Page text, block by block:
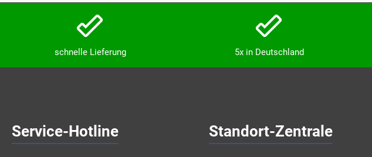
schnelle Lieferung 5x in Deutschland
Service-Hotline Standort-Zentrale